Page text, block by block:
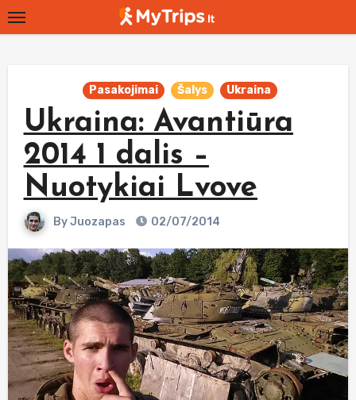
Skip
to
Pasakojimai Šalys Ukraina
Ukraina: Avantiūra
2014 1 dalis –
Nuotykiai Lvove
ByJuozapas 02/07/2014